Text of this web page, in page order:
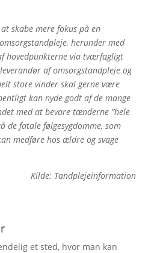
skabe mere fokus på en
omsorgstandpleje, herunder med
hovedpunkterne via tværfagligt
af omsorgstandpleje og
store vinder skal gerne være
kan nyde godt af de mange
med at bevare tænderne ”hele
de fatale følgesygdomme, som
medføre hos ældre og svage
Kilde: Tandplejeinformation
et sted, hvor man kan